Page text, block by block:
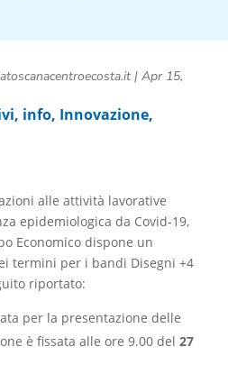
| Apr 15,
, info, Innovazione,
alle attività lavorative
epidemiologica da Covid-19,
Economico dispone un
termini per i bandi Disegni +4
riportato:
per la presentazione delle
è fissata alle ore 9.00 del 27